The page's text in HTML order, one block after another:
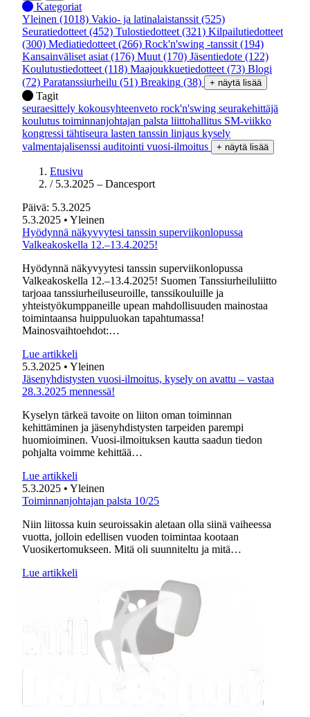
Kategoriat
Yleinen (1018) Vakio- ja latinalaistanssit (525)
Seuratiedotteet (452) Tulostiedotteet (321) Kilpailutiedotteet
(300) Mediatiedotteet (266) Rock'n'swing -tanssit (194)
Kansainväliset asiat (176) Muut (170) Jäsentiedote (122)
Koulutustiedotteet (118) Maajoukkuetiedotteet (73) Blogi
(72) Paratanssiurheilu (51) Breaking (38) + näytä lisää
Tagit
seuraesittely kokousyhteenveto rock'n'swing seurakehittäjä
koulutus toiminnanjohtajan palsta liittohallitus SM-viikko
kongressi tähtiseura lasten tanssin linjaus kysely
valmentajalisenssi auditointi vuosi-ilmoitus + näytä lisää
Etusivu
/ 5.3.2025 – Dancesport
Päivä: 5.3.2025
5.3.2025 • Yleinen
Hyödynnä näkyvyytesi tanssin superviikonlopussa
Valkeakoskella 12.–13.4.2025!
Hyödynnä näkyvyytesi tanssin superviikonlopussa
Valkeakoskella 12.–13.4.2025! Suomen Tanssiurheiluliitto
tarjoaa tanssiurheiluseuroille, tanssikouluille ja
yhteistyökumppaneille upean mahdollisuuden mainostaa
toimintaansa huippuluokan tapahtumassa!
Mainosvaihtoehdot:…
Lue artikkeli
5.3.2025 • Yleinen
Jäsenyhdistysten vuosi-ilmoitus, kysely on avattu – vastaa
28.3.2025 mennessä!
Kyselyn tärkeä tavoite on liiton oman toiminnan
kehittäminen ja jäsenyhdistysten tarpeiden parempi
huomioiminen. Vuosi-ilmoituksen kautta saadun tiedon
pohjalta voimme kehittää…
Lue artikkeli
5.3.2025 • Yleinen
Toiminnanjohtajan palsta 10/25
Niin liitossa kuin seuroissakin aletaan olla siinä vaiheessa
vuotta, jolloin edellisen vuoden toimintaa kootaan
Vuosikertomukseen. Mitä oli suunniteltu ja mitä…
Lue artikkeli